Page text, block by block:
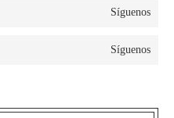
Síguenos
Síguenos